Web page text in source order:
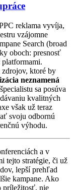
reklama vyvíja,
vzájomne
Search (broad
oboch: presnosť
ktoré by
neznamená
sa posúva
kvalitných
však už teraz
svoju odbornú
výhodu.
a v
tejto stratégie, či už
lepší prehľad
kampane. Ako
príležitosť, nie